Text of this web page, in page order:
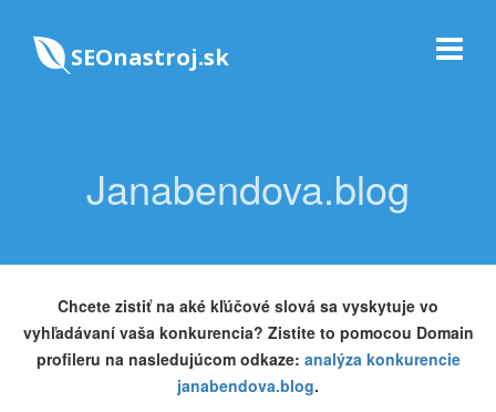
SEOnastroj.sk
Janabendova.blog
Chcete zistiť na aké kľúčové slová sa vyskytuje vo
vyhľadávaní vaša konkurencia? Zistite to pomocou Domain
profileru na nasledujúcom odkaze: analýza konkurencie
janabendova.blog.